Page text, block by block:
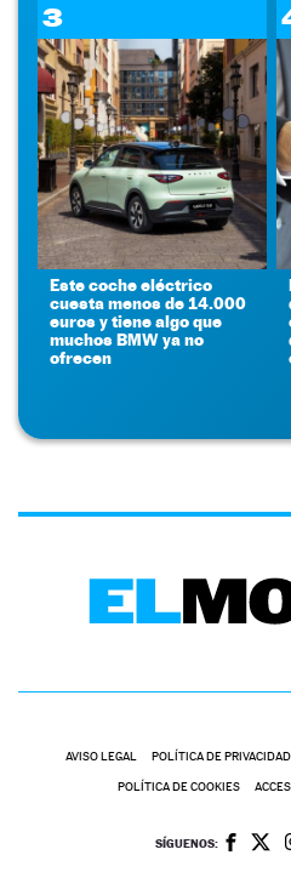
3
Este coche eléctrico
cuesta menos de 14.000
euros y tiene algo que
muchos BMW ya no
ofrecen
AVISO LEGAL POLÍTICA DE PRIVACIDAD
POLÍTICA DE COOKIES
SÍGUENOS: